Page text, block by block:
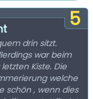
5
drin sitzt.
Kiste. Die
welche
schön , wenn dies